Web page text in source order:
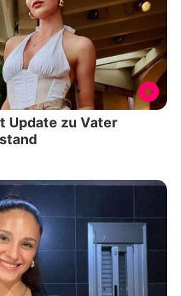
Update zu Vater